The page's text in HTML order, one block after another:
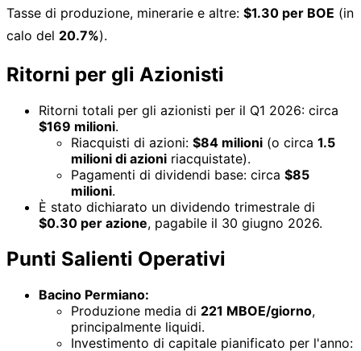
Tasse di produzione, minerarie e altre: $1.30 per BOE (in
calo del 20.7%).
Ritorni per gli Azionisti
Ritorni totali per gli azionisti per il Q1 2026: circa
$169 milioni.
Riacquisti di azioni: $84 milioni (o circa 1.5
milioni di azioni riacquistate).
Pagamenti di dividendi base: circa $85
milioni.
È stato dichiarato un dividendo trimestrale di
$0.30 per azione, pagabile il 30 giugno 2026.
Punti Salienti Operativi
Bacino Permiano:
Produzione media di 221 MBOE/giorno,
principalmente liquidi.
Investimento di capitale pianificato per l'anno: